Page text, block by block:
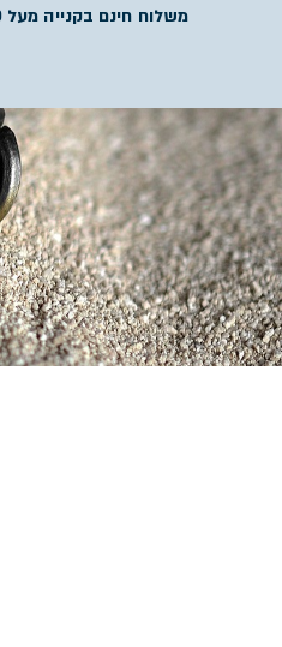
משלוח חינם בקנייה מעל 300 ש"ח!